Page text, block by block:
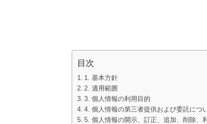
目次
1. 基本方針
2. 適用範囲
3. 個人情報の利用目的
4. 個人情報の第三者提供および委託につ
5. 個人情報の開示、訂正、追加、削除、